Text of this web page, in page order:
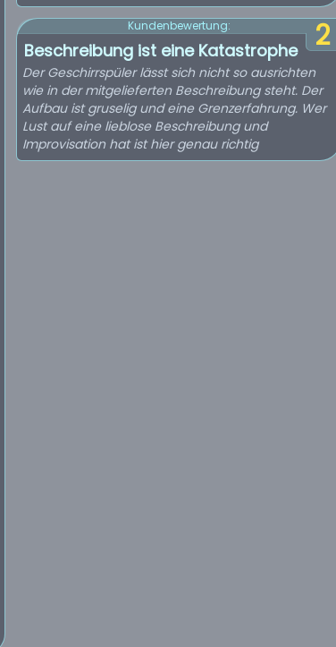
2
Kundenbewertung:
Beschreibung ist eine Katastrophe
Der Geschirrspüler lässt sich nicht so ausrichten
wie in der mitgelieferten Beschreibung steht. Der
Aufbau ist gruselig und eine Grenzerfahrung. Wer
Lust auf eine lieblose Beschreibung und
Improvisation hat ist hier genau richtig